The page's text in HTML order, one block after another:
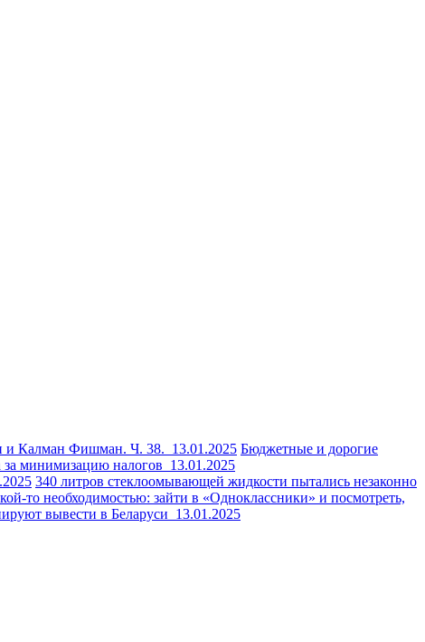
и Калман Фишман. Ч. 38. 13.01.2025 Бюджетные и дорогие
за минимизацию налогов 13.01.2025
340 литров стеклоомывающей жидкости пытались незаконно
то необходимостью: зайти в «Одноклассники» и посмотреть,
вывести в Беларуси 13.01.2025